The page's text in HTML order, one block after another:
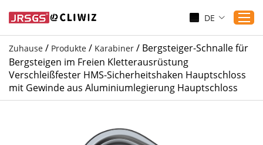
Zuhause
Produkte
Dienst
DE
Zuhause / Produkte / Karabiner / Bergsteiger-Schnalle für
Bergsteigen im Freien Kletterausrüstung
Verschleißfester HMS-Sicherheitshaken Hauptschloss
mit Gewinde aus Aluminiumlegierung Hauptschloss